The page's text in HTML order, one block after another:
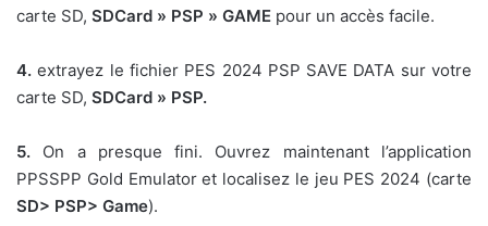
carte SD, SDCard » PSP » GAME pour un accès facile.
4. extrayez le fichier PES 2024 PSP SAVE DATA sur votre
carte SD, SDCard » PSP.
5. On a presque fini. Ouvrez maintenant l’application
PPSSPP Gold Emulator et localisez le jeu PES 2024 (carte
SD> PSP> Game).